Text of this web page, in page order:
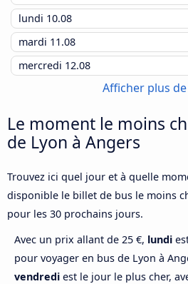
lundi 10.08
mardi 11.08
mercredi 12.08
Afficher plus
Le moment le moins
de Lyon à Angers
Trouvez ici quel jour et à quelle
disponible le billet de bus le moins
pour les 30 prochains jours.
Avec un prix allant de 25 €, lundi
pour voyager en bus de Lyon à
vendredi est le jour le plus cher,